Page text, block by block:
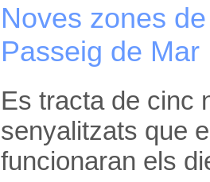
Noves zones
Passeig de Mar
Es tracta de cinc
senyalitzats que
funcionaran els